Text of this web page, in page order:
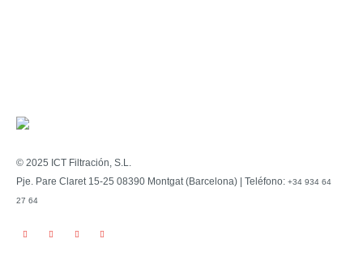
© 2025 ICT Filtración, S.L.
Pje. Pare Claret 15-25 08390 Montgat (Barcelona) | Teléfono: +34 934 64
27 64